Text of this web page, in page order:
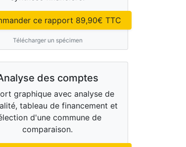
ce rapport 89,90€ TTC
Télécharger un spécimen
des comptes
graphique avec analyse de
tableau de financement et
d'une commune de
comparaison.